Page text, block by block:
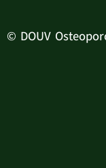
© DOUV